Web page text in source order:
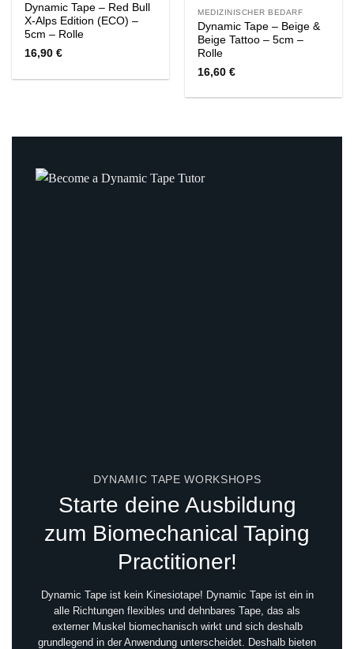
Wishlist
Dynamic Tape – Red Bull
X-Alps Edition (ECO) –
5cm – Rolle
16,90€
Wishlist
MEDIZINISCHER BEDARF
Dynamic Tape – Beige &
Beige Tattoo – 5cm –
Rolle
16,60€
DYNAMIC TAPE WORKSHOPS
Starte deine Ausbildung
zum Biomechanical Taping
Practitioner!
Dynamic Tape ist kein Kinesiotape! Dynamic Tape ist ein in
alle Richtungen flexibles und dehnbares Tape, das als
externer Muskel biomechanisch wirkt und sich deshalb
grundlegend in der Anwendung unterscheidet. Deshalb bieten